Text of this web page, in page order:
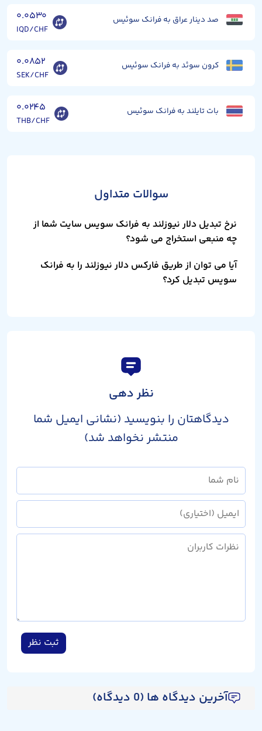
صد دینار عراق به فرانک سوئیس ۰.۰۵۳۰
IQD/CHF
کرون سوئد به فرانک سوئیس ۰.۰۸۵۲
SEK/CHF
بات تایلند به فرانک سوئیس ۰.۰۲۴۵
THB/CHF
سوالات متداول
نرخ تبدیل دلار نیوزلند به فرانک سویس سایت شما از
چه منبعی استخراج می شود؟
آیا می توان از طریق فارکس دلار نیوزلند را به فرانک
سویس تبدیل کرد؟
نظر دهی
دیدگاهتان را بنویسید (نشانی ایمیل شما
منتشر نخواهد شد)
ثبت نظر
آخرین دیدگاه ها (0 دیدگاه)